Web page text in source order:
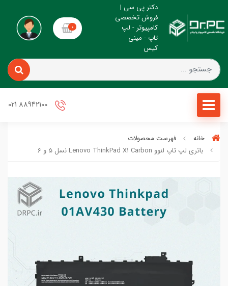
دکتر پی سی |
فروش تخصصی
کامپیوتر - لپ
تاپ - مینی
کیس
0
خانه
فهرست محصولات
باتری لپ تاپ لنوو Lenovo ThinkPad X1 Carbon نسل 5 و 6